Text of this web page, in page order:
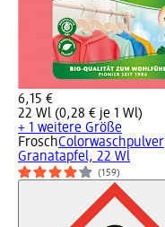
6,15 €
22 Wl (0,28 € je 1 Wl)
+ 1 weitere Größe
FroschColorwaschpulver
Granatapfel, 22 Wl
(159)